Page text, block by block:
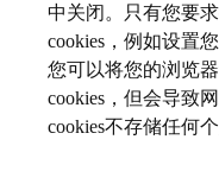
中关闭。只有您要
cookies，例如设置
您可以将您的浏览
cookies，但会导致
cookies不存储任何